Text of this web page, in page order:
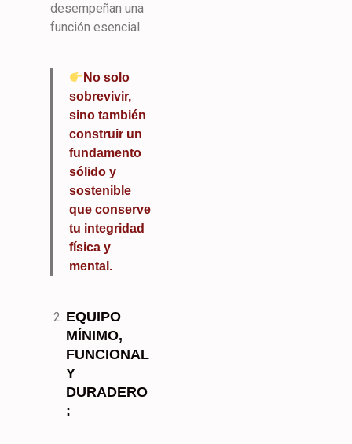
desempeñan una
función esencial.
No solo
sobrevivir,
sino también
construir un
fundamento
sólido y
sostenible
que conserve
tu integridad
física y
mental.
EQUIPO
MÍNIMO,
FUNCIONAL
Y
DURADERO
: